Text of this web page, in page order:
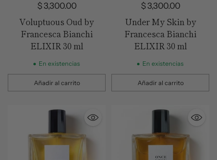
$ 3,300.00
Voluptuous Oud by
Francesca Bianchi
ELIXIR 30 ml
En existencias
Añadir al carrito
Cantidad
$ 3,300.00
Under My Skin by
Francesca Bianchi
ELIXIR 30 ml
En existencias
Añadir al carrito
Cantidad